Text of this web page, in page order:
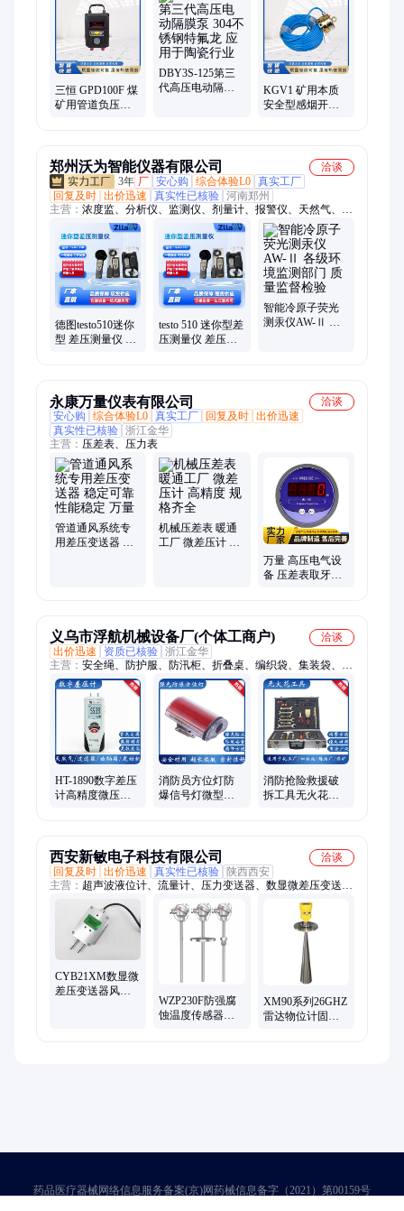
机、切轨机、调节器、摄像仪、标识卡、变压器、控制器、保护
器、调整机、手持机、控制箱、捣固镐、风速表、拨道机、破碎
机
三恒 GPD100F 煤
矿用管道负压传
DBY3S-125第三
代高压电动隔膜
KGV1 矿用本质
安全型感烟开关
郑州沃为智能仪器有限公司
洽谈
3年 厂 安心购 综合体验L0 真实工厂
回复及时 出价迅速 真实性已核验 河南郑州
主营： 浓度监、分析仪、监测仪、剂量计、报警仪、天然气、能
谱仪、测量仪、水质分、水分仪、半电池、黑度仪、测汞仪、测
定仪、农残仪、接虫袋、流量计、浊度计、采样器、传声器、消
解器、噪声计、氮吹仪、酒石酸、硬度计
德图testo510迷你
型 差压测量仪 通
testo 510 迷你型差
压测量仪 差压测
智能冷原子荧光
测汞仪AW-Ⅱ 各
永康万量仪表有限公司
洽谈
安心购
综合体验L0 真实工厂 回复及时 出价迅速
真实性已核验 浙江金华
主营： 压差表、压力表
管道通风系统专
用差压变送器 稳
机械压差表 暖通
工厂 微差压计 高
万量 高压电气设
备 压差表取牙管
义乌市浮航机械设备厂(个体工商户)
洽谈
出价迅速
资质已核验 浙江金华
主营： 安全绳、防护服、防汛柜、折叠桌、编织袋、集装袋、拼
叠船、编制袋、防磨护绳、消防火钩、净水滤芯、消防沙箱、防
火拉钩、防爆器材、消防软管、灭火器箱、保护装备、应急净水
箱、塑料包装袋、消防探照灯、抢险救援靴、电工保护带、漏电
检测仪、戒指切割机、防护战斗服
HT-1890数字差压
计高精度微压测
消防员方位灯防
爆信号灯微型消
消防抢险救援破
拆工具无火花工
西安新敏电子科技有限公司
洽谈
回复及时 出价迅速 真实性已核验
陕西西安
主营： 超声波液位计、流量计、压力变送器、数显微差压变送
器、液位变送器、物位计、压力控制器开关、温度控制器开关、
液位控制器开关、二次数显仪表、无纸记录仪、称重传感器、温
度传感器变送器、温湿度变送器
CYB21XM数显微
差压变送器风差
WZP230F防强腐
蚀温度传感器防
XM90系列26GHZ
雷达物位计固体
药品医疗器械网络信息服务备案(京)网药械信息备字（2021）第00159号